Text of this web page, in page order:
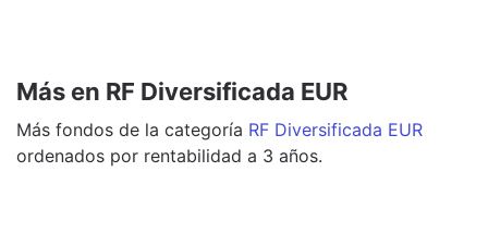
Más en RF Diversificada EUR
Más fondos de la categoría RF Diversificada EUR
ordenados por rentabilidad a 3 años.